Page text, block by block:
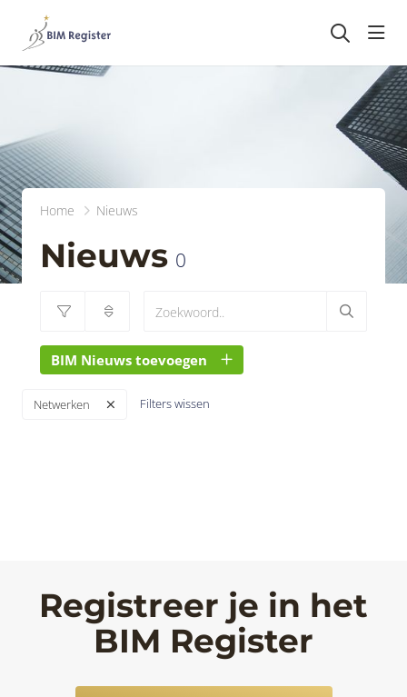
Home Nieuws
Nieuws 0
BIM Nieuws toevoegen
Netwerken Filters wissen
Registreer je in het
BIM Register